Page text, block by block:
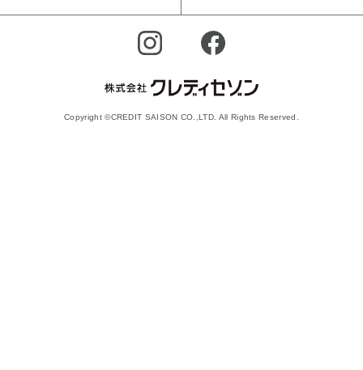
Copyright ©CREDIT SAISON CO.,LTD. All Rights Reserved.